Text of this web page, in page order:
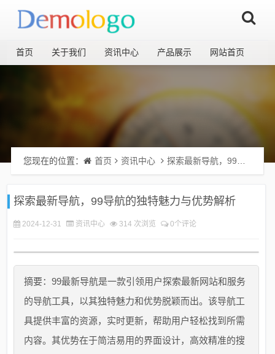
首页 关于我们 资讯中心 产品展示 网站首页
您现在的位置： 首页 资讯中心 探索最新导航，99导航的独特魅力与优势解析
探索最新导航，99导航的独特魅力与优势解析
2024-12-31 资讯中心 314 次浏览 0个评论
摘要：99最新导航是一款引领用户探索最新网站和服务
的导航工具，以其独特魅力和优势脱颖而出。该导航工
具提供丰富的资源，实时更新，帮助用户轻松找到所需
内容。其优势在于简洁易用的界面设计，高效精准的搜